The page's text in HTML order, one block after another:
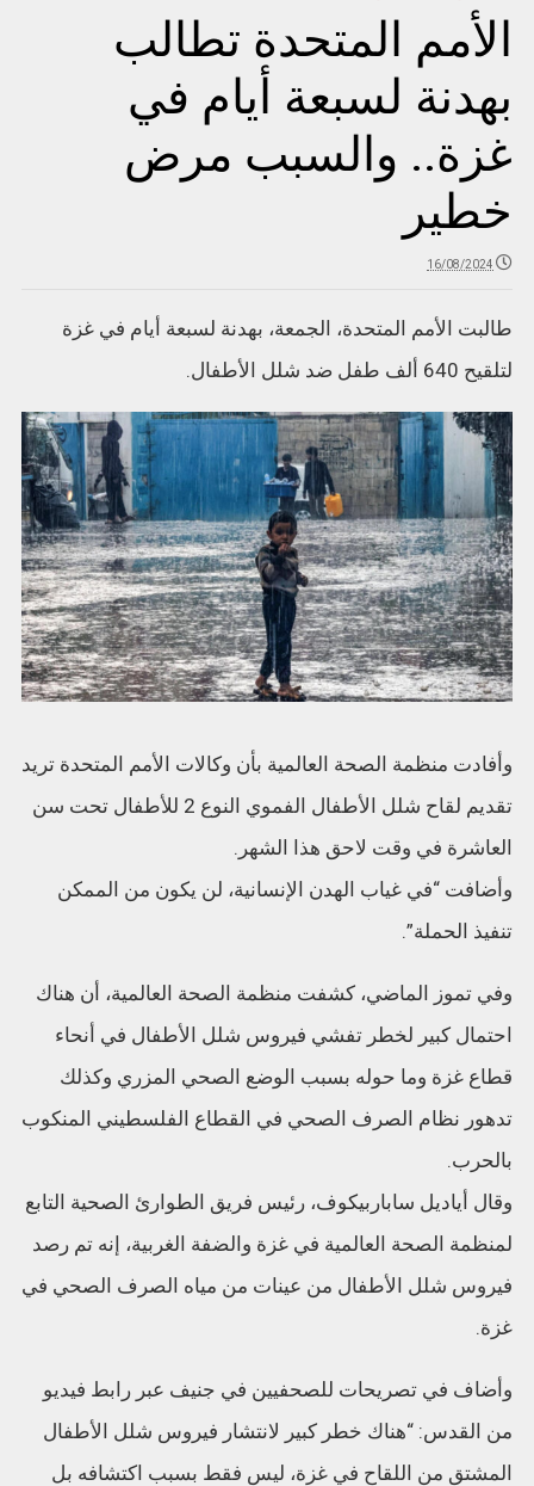
الأمم المتحدة تطالب
بهدنة لسبعة أيام في
غزة.. والسبب مرض
خطير
16/08/2024
طالبت الأمم المتحدة، الجمعة، بهدنة لسبعة أيام في غزة
لتلقيح 640 ألف طفل ضد شلل الأطفال.
وأفادت منظمة الصحة العالمية بأن وكالات الأمم المتحدة تريد
تقديم لقاح شلل الأطفال الفموي النوع 2 للأطفال تحت سن
العاشرة في وقت لاحق هذا الشهر.
وأضافت “في غياب الهدن الإنسانية، لن يكون من الممكن
تنفيذ الحملة”.
وفي تموز الماضي، كشفت منظمة الصحة العالمية، أن هناك
احتمال كبير لخطر تفشي فيروس شلل الأطفال في أنحاء
قطاع غزة وما حوله بسبب الوضع الصحي المزري وكذلك
تدهور نظام الصرف الصحي في القطاع الفلسطيني المنكوب
بالحرب.
وقال أياديل ساباربيكوف، رئيس فريق الطوارئ الصحية التابع
لمنظمة الصحة العالمية في غزة والضفة الغربية، إنه تم رصد
فيروس شلل الأطفال من عينات من مياه الصرف الصحي في
غزة.
وأضاف في تصريحات للصحفيين في جنيف عبر رابط فيديو
من القدس: “هناك خطر كبير لانتشار فيروس شلل الأطفال
المشتق من اللقاح في غزة، ليس فقط بسبب اكتشافه بل